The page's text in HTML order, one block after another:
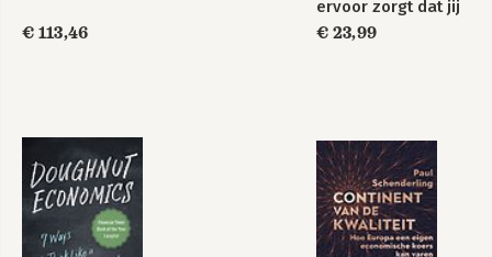
€ 113,46
ervoor zorgt dat jij
te veel betaalt
€ 23,99